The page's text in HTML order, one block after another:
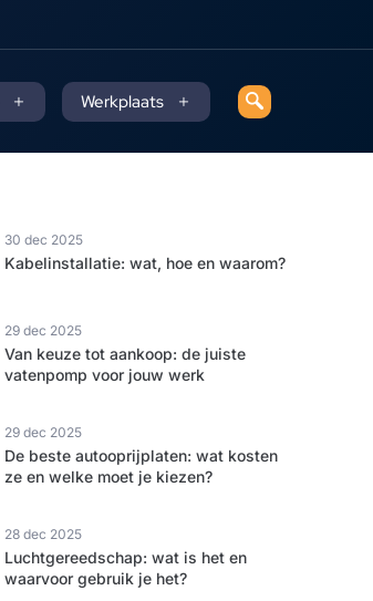
Werkplaats
30 dec 2025
Kabelinstallatie: wat, hoe en waarom?
29 dec 2025
Van keuze tot aankoop: de juiste
vatenpomp voor jouw werk
29 dec 2025
De beste autooprijplaten: wat kosten
ze en welke moet je kiezen?
28 dec 2025
Luchtgereedschap: wat is het en
waarvoor gebruik je het?